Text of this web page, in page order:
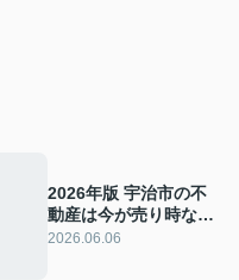
2026年版 宇治市の不
動産は今が売り時なの
か？売却判断のポイン
2026.06.06